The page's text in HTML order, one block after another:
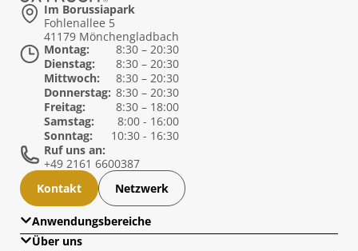
Im Borussiapark
Fohlenallee 5
41179 Mönchengladbach
Montag:
8:30 – 20:30
Dienstag:
8:30 – 20:30
Mittwoch:
8:30 – 20:30
Donnerstag: 8:30 – 20:30
Freitag:
8:30 – 18:00
Samstag:
8:00 - 16:00
Sonntag:
10:30 - 16:30
Ruf uns an:
+49 2161 6600387
Kontakt
Netzwerk
Anwendungsbereiche
Übersicht
Über uns